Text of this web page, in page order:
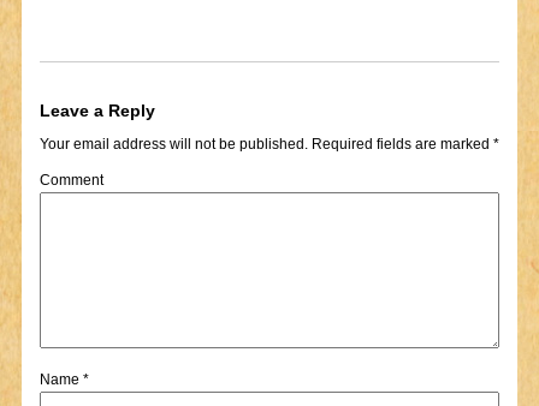
Leave a Reply
Your email address will not be published.Required fields are marked *
Comment
Name *